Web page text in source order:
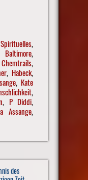
Spirituelles,
Baltimore,
Chemtrails,
, Habeck,
, Kate
,
, P Diddi,
Assange,
des